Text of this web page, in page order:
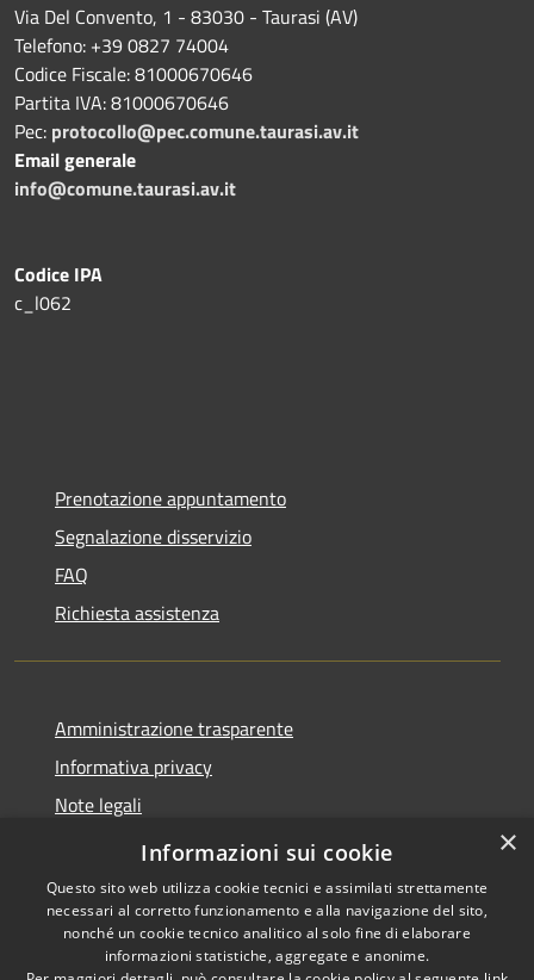
Via Del Convento, 1 - 83030 - Taurasi (AV)
Telefono: +39 0827 74004
Codice Fiscale: 81000670646
Partita IVA: 81000670646
Pec: protocollo@pec.comune.taurasi.av.it
Email generale
info@comune.taurasi.av.it
Codice IPA
c_l062
Prenotazione appuntamento
Segnalazione disservizio
FAQ
Richiesta assistenza
Amministrazione trasparente
Informativa privacy
Note legali
Dichiarazione di accessibilità
Copyright © 2026 • Town of
×
Informazioni sui cookie
Questo sito web utilizza cookie tecnici e assimilati strettamente
necessari al corretto funzionamento e alla navigazione del sito,
nonché un cookie tecnico analitico al solo fine di elaborare
informazioni statistiche, aggregate e anonime.